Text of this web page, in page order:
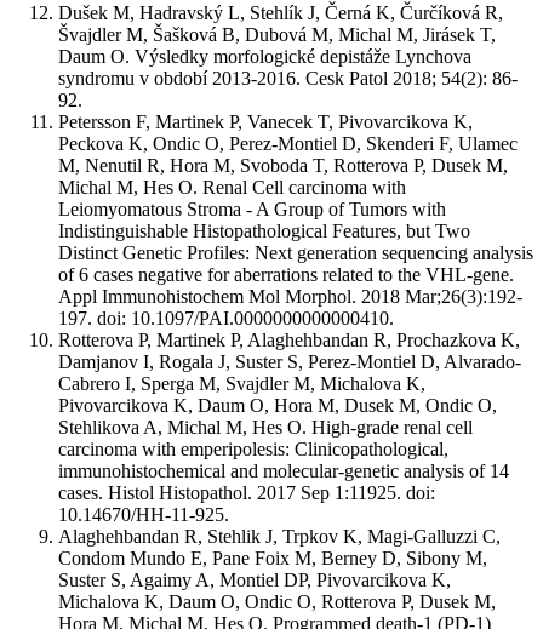
Dušek M, Hadravský L, Stehlík J, Černá K, Čurčíková R,
Švajdler M, Šašková B, Dubová M, Michal M, Jirásek T,
Daum O. Výsledky morfologické depistáže Lynchova
syndromu v období 2013-2016. Cesk Patol 2018; 54(2): 86-
92.
Petersson F, Martinek P, Vanecek T, Pivovarcikova K,
Peckova K, Ondic O, Perez-Montiel D, Skenderi F, Ulamec
M, Nenutil R, Hora M, Svoboda T, Rotterova P, Dusek M,
Michal M, Hes O. Renal Cell carcinoma with
Leiomyomatous Stroma - A Group of Tumors with
Indistinguishable Histopathological Features, but Two
Distinct Genetic Profiles: Next generation sequencing analysis
of 6 cases negative for aberrations related to the VHL-gene.
Appl Immunohistochem Mol Morphol. 2018 Mar;26(3):192-
197. doi: 10.1097/PAI.0000000000000410.
Rotterova P, Martinek P, Alaghehbandan R, Prochazkova K,
Damjanov I, Rogala J, Suster S, Perez-Montiel D, Alvarado-
Cabrero I, Sperga M, Svajdler M, Michalova K,
Pivovarcikova K, Daum O, Hora M, Dusek M, Ondic O,
Stehlikova A, Michal M, Hes O. High-grade renal cell
carcinoma with emperipolesis: Clinicopathological,
immunohistochemical and molecular-genetic analysis of 14
cases. Histol Histopathol. 2017 Sep 1:11925. doi:
10.14670/HH-11-925.
Alaghehbandan R, Stehlik J, Trpkov K, Magi-Galluzzi C,
Condom Mundo E, Pane Foix M, Berney D, Sibony M,
Suster S, Agaimy A, Montiel DP, Pivovarcikova K,
Michalova K, Daum O, Ondic O, Rotterova P, Dusek M,
Hora M, Michal M, Hes O. Programmed death-1 (PD-1)